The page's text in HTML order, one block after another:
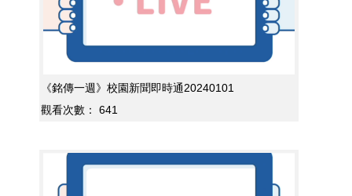
《銘傳一週》校園新聞即時通20240101
觀看次數：
641